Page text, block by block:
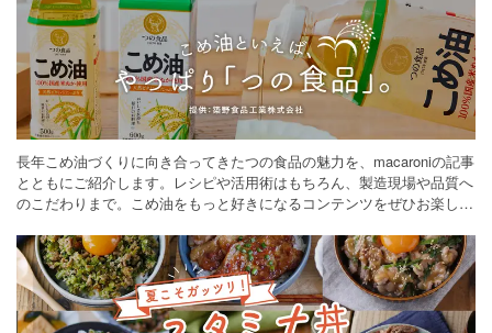
長年こめ油づくりに向き合ってきたつの食品の魅力を、macaroniの記事
とともにご紹介します。レシピや活用術はもちろん、製造現場や品質へ
のこだわりまで。こめ油をもっと好きになるコンテンツをぜひお楽しみ